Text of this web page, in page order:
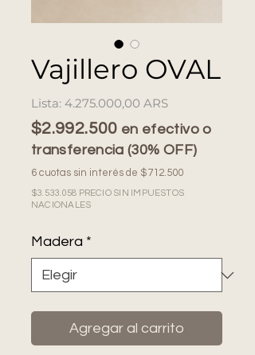
Vajillero OVAL
4.275.000,00 ARSPrecio
$2.992.500 en efectivo o
transferencia (30% OFF)
6 cuotas sin interés de $712.500
$3.533.058 PRECIO SIN IMPUESTOS
NACIONALES
Madera *
Agregar al carrito